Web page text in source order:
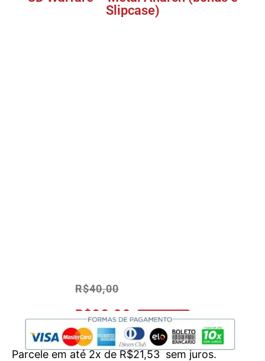
Slipcase)
R$40,00
R$38,00 No Pix 5% OFF
Parcele em até 2x deR$21,53 sem juros.